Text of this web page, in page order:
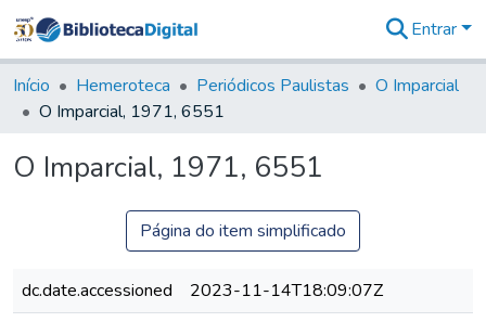
&
Coleções
Tudo na
Digital
Entrar
Início Hemeroteca Periódicos Paulistas
O Imparcial
O Imparcial, 1971, 6551
O Imparcial, 1971, 6551
Página do item simplificado
dc.date.accessioned
2023-11-14T18:09:07Z